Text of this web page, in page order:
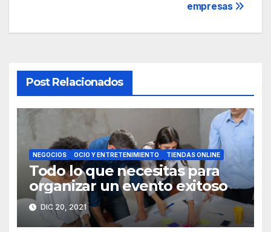
empresas
Post Relacionados
NEGOCIOS OCIO Y ENTRETENIMIENTO TIENDAS ONLINE
Todo lo que necesitas para
organizar un evento exitoso
DIC 20, 2021